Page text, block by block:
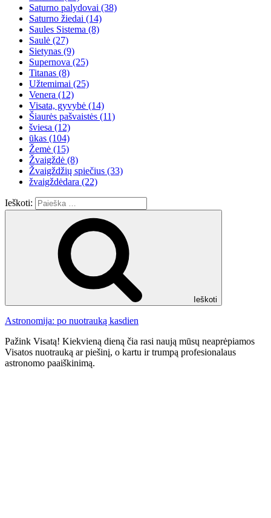
Saturno palydovai (38)
Saturno žiedai (14)
Saules Sistema (8)
Saulė (27)
Sietynas (9)
Supernova (25)
Titanas (8)
Užtemimai (25)
Venera (12)
Visata, gyvybė (14)
Šiaurės pašvaistės (11)
šviesa (12)
ūkas (104)
Žemė (15)
Žvaigždė (8)
Žvaigždžių spiečius (33)
žvaigždėdara (22)
Ieškoti:
Ieškoti
Astronomija: po nuotrauką kasdien
Pažink Visatą! Kiekvieną dieną čia rasi naują mūsų neaprėpiamos
Visatos nuotrauką ar piešinį, o kartu ir trumpą profesionalaus
astronomo paaiškinimą.